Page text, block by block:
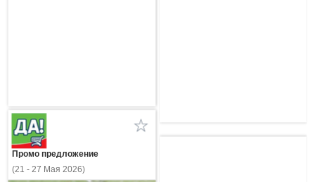
Промо предложение
(21 - 27 Мая 2026)